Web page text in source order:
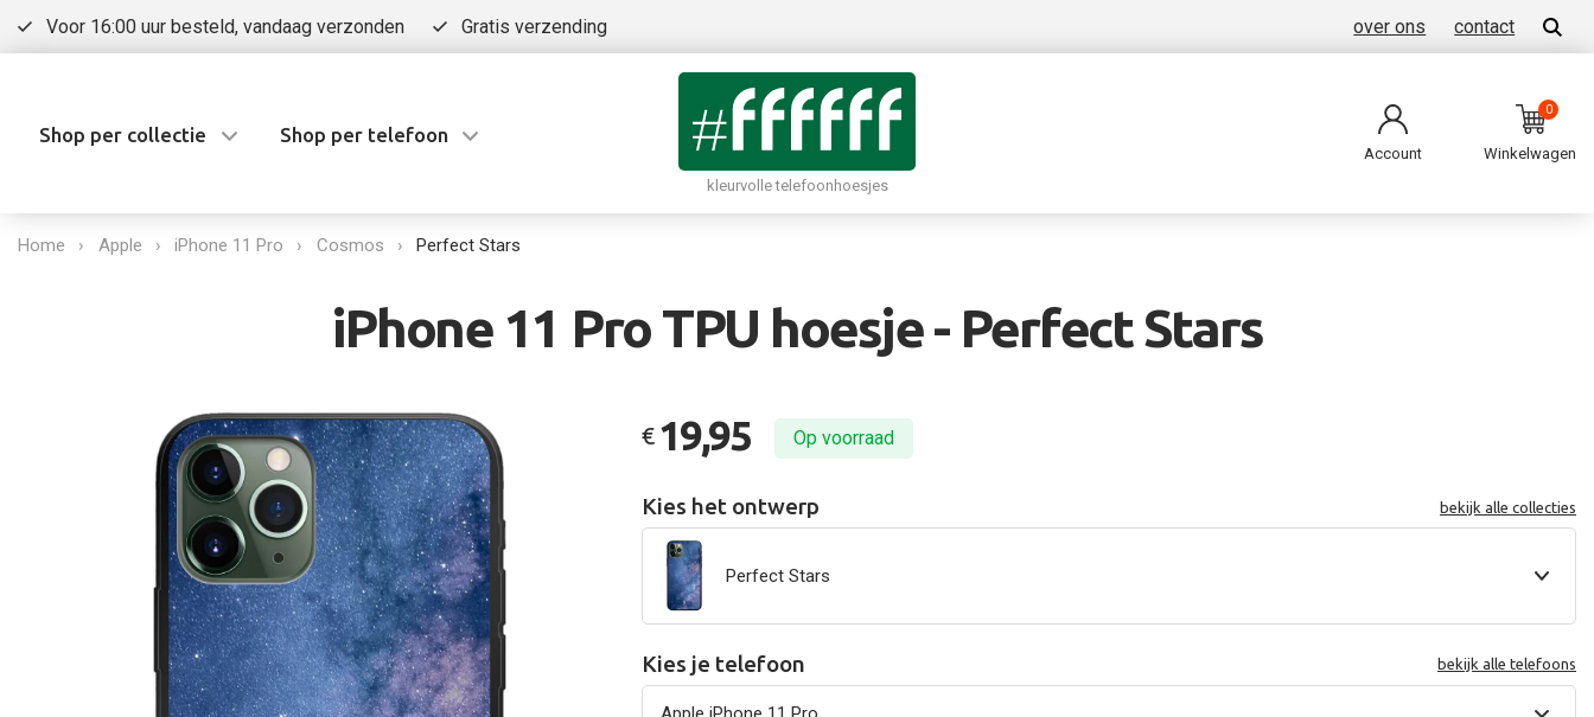
Voor 16:00 uur besteld, vandaag verzonden Gratis verzending over ons contact
Shop per collectie Shop per telefoon
kleurvolle telefoonhoesjes
Account
0
Winkelwagen
Home Apple iPhone 11 Pro Cosmos Perfect Stars
iPhone 11 Pro TPU hoesje - Perfect Stars
€ 19,95 Op voorraad
Kies het ontwerp bekijk alle collecties
Perfect Stars
Kies je telefoon bekijk alle telefoons